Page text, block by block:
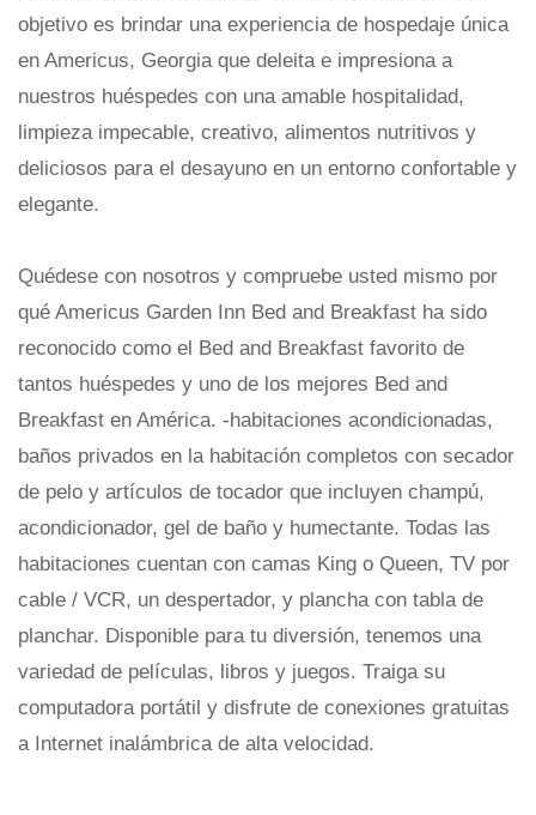
objetivo es brindar una experiencia de hospedaje única
en Americus, Georgia que deleita e impresiona a
nuestros huéspedes con una amable hospitalidad,
limpieza impecable, creativo, alimentos nutritivos y
deliciosos para el desayuno en un entorno confortable y
elegante.
Quédese con nosotros y compruebe usted mismo por
qué Americus Garden Inn Bed and Breakfast ha sido
reconocido como el Bed and Breakfast favorito de
tantos huéspedes y uno de los mejores Bed and
Breakfast en América. -habitaciones acondicionadas,
baños privados en la habitación completos con secador
de pelo y artículos de tocador que incluyen champú,
acondicionador, gel de baño y humectante. Todas las
habitaciones cuentan con camas King o Queen, TV por
cable / VCR, un despertador, y plancha con tabla de
planchar. Disponible para tu diversión, tenemos una
variedad de películas, libros y juegos. Traiga su
computadora portátil y disfrute de conexiones gratuitas
a Internet inalámbrica de alta velocidad.